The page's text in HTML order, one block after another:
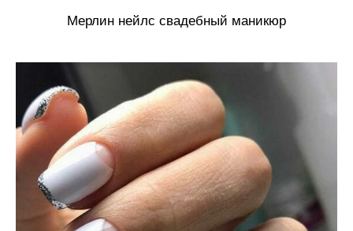
Мерлин нейлс свадебный маникюр